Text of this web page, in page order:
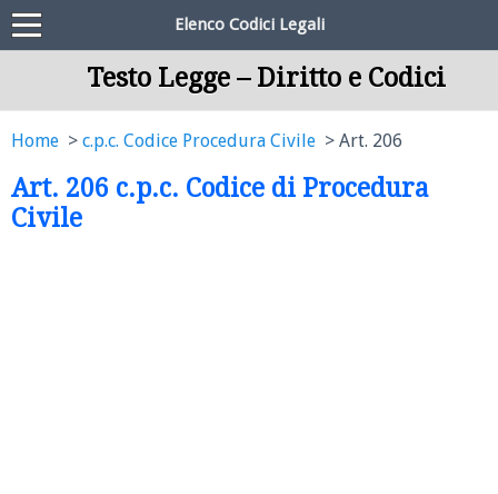
Elenco Codici Legali
Testo Legge – Diritto e Codici
Home c.p.c. Codice Procedura Civile Art. 206
Art. 206 c.p.c. Codice di Procedura
Civile